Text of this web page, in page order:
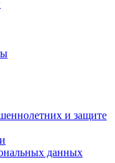
и защите
данных